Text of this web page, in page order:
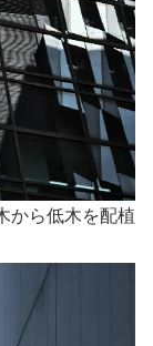
から低木を配植